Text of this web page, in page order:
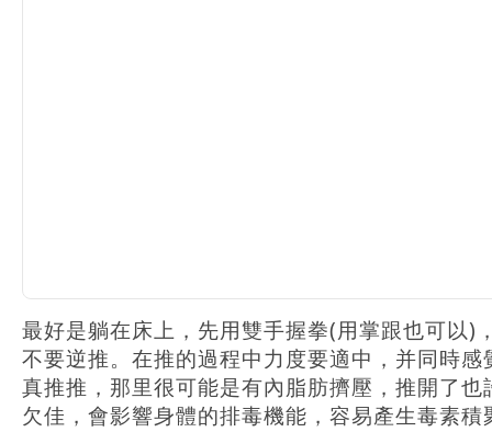
最好是躺在床上，先用雙手握拳(用掌跟也可以
不要逆推。在推的過程中力度要適中，并同時
真推推，那里很可能是有內脂肪擠壓，推開了
欠佳，會影響身體的排毒機能，容易產生毒素